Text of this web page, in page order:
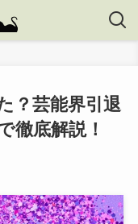
？芸能界引退
徹底解説！